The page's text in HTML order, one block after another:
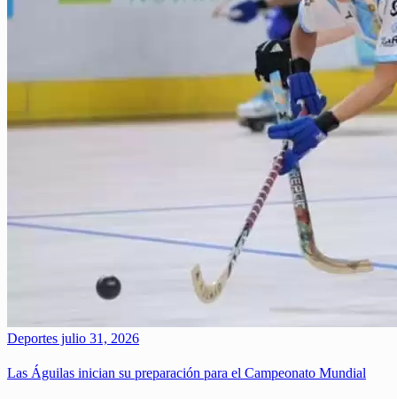
Deportes julio 31, 2026
Las Águilas inician su preparación para el Campeonato Mundial